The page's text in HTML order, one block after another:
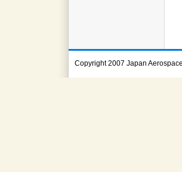
Copyright 2007 Japan